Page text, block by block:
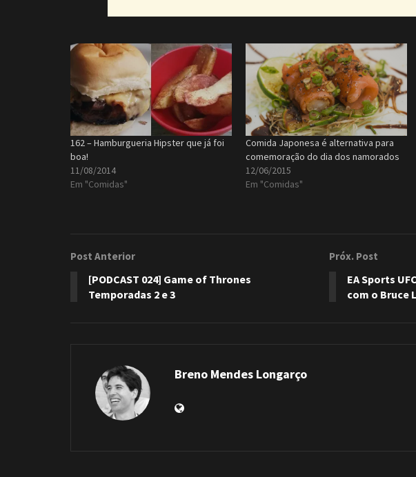
162 – Hamburgueria Hipster que já foi
boa!
11/08/2014
Em "Comidas"
Comida Japonesa é alternativa para
comemoração do dia dos namorados
12/06/2015
Em "Comidas"
Post Anterior
[PODCAST 024] Game of Thrones
Temporadas 2 e 3
Próx. Post
EA Sports
com o Bruce
Breno Mendes Longarço